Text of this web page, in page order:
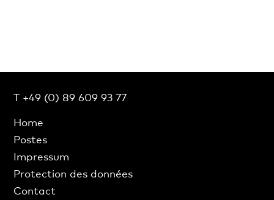
T +49 (0) 89 609 93 77
Home
Postes
Impressum
Protection des données
Contact